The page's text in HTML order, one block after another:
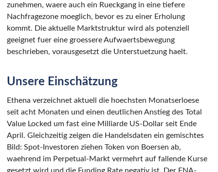
zunehmen, waere auch ein Rueckgang in eine tiefere
Nachfragezone moeglich, bevor es zu einer Erholung
kommt. Die aktuelle Marktstruktur wird als potenziell
geeignet fuer eine groessere Aufwaertsbewegung
beschrieben, vorausgesetzt die Unterstuetzung haelt.
Unsere Einschätzung
Ethena verzeichnet aktuell die hoechsten Monatserloese
seit acht Monaten und einen deutlichen Anstieg des Total
Value Locked um fast eine Milliarde US-Dollar seit Ende
April. Gleichzeitig zeigen die Handelsdaten ein gemischtes
Bild: Spot-Investoren ziehen Token von Boersen ab,
waehrend im Perpetual-Markt vermehrt auf fallende Kurse
gesetzt wird und die Funding Rate negativ ist. Der ENA-